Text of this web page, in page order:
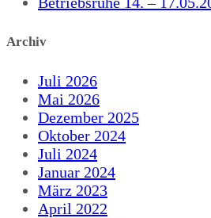
Archiv
Juli 2026
Mai 2026
Dezember 2025
Oktober 2024
Juli 2024
Januar 2024
März 2023
April 2022